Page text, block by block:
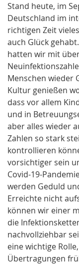
Stand heute, im
Deutschland im
richtigen Zeit
auch Glück
hatten wir mit
Menschen wieder
Kultur genießen
dass vor allem
und in
aber alles wieder
Zahlen so stark
kontrollieren
vorsichtiger sein
Covid-19-
werden Geduld
Erreichte nicht
können wir einer
die
nachvollziehbar
eine wichtige
Übertragungen